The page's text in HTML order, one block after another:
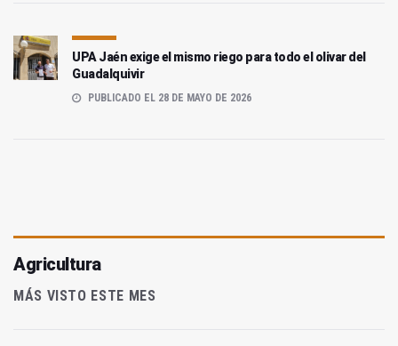
UPA Jaén exige el mismo riego para todo el olivar del
Guadalquivir
PUBLICADO EL 28 DE MAYO DE 2026
Agricultura
MÁS VISTO ESTE MES